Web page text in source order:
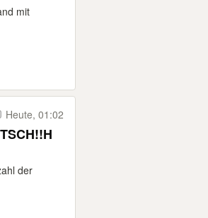
mit
Heute, 01:02
der